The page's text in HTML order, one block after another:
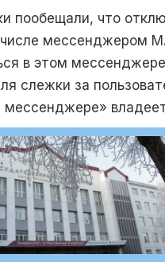
пообещали, что
мессенджером
в этом
слежки за
мессенджере»